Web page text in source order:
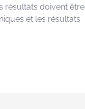
résultats doivent être
et les résultats